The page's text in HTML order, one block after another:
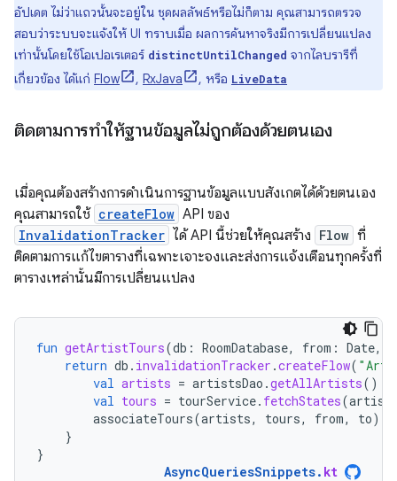
อัปเดต ไม่ว่าแถวนั้นจะอยู่ใน ชุดผลลัพธ์หรือไม่ก็ตาม คุณสามารถตรวจ
สอบว่าระบบจะแจ้งให้ UI ทราบเมื่อ ผลการค้นหาจริงมีการเปลี่ยนแปลง
เท่านั้นโดยใช้โอเปอเรเตอร์ distinctUntilChanged จากไลบรารีที่
เกี่ยวข้อง ได้แก่ Flow , RxJava , หรือ LiveData
ติดตามการทำให้ฐานข้อมูลไม่ถูกต้องด้วยตนเอง
เมื่อคุณต้องสร้างการดำเนินการฐานข้อมูลแบบสังเกตได้ด้วยตนเอง
คุณสามารถใช้ createFlow API ของ
InvalidationTracker ได้ API นี้ช่วยให้คุณสร้าง Flow ที่
ติดตามการแก้ไขตารางที่เฉพาะเจาะจงและส่งการแจ้งเตือนทุกครั้งที่
ตารางเหล่านั้นมีการเปลี่ยนแปลง
fun getArtistTours(db : RoomDatabase, from : Date,
return db . invalidationTracker .createFlow(
val artists = artistsDao .getAllArtists()
val tours = tourService. fetchStates(
associateTours(artists, tours, from, to)
}
}
AsyncQueriesSnippets. kt